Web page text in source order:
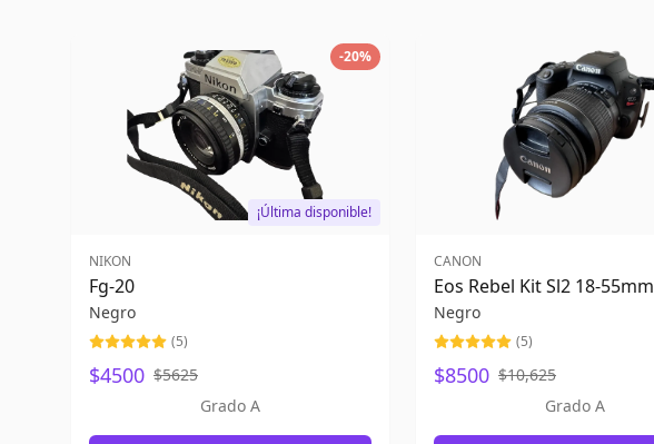
-20%
¡Última disponible!
NIKON
Fg-20
Negro
(5)
$4500 $5625
Grado A
CANON
Eos Rebel Kit Sl2 18-55mm
Negro
(5)
$8500 $10,625
Grado A